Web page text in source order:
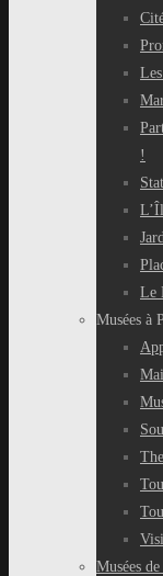
!
Le
Musées à
Musées